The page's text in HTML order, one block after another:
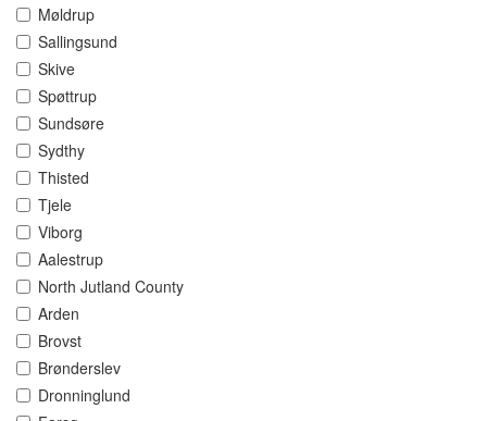
Møldrup
Sallingsund
Skive
Spøttrup
Sundsøre
Sydthy
Thisted
Tjele
Viborg
Aalestrup
North Jutland County
Arden
Brovst
Brønderslev
Dronninglund